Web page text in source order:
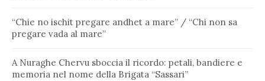
“Chie no ischit pregare andhet a mare” / “Chi non sa
pregare vada al mare”
A Nuraghe Chervu sboccia il ricordo: petali, bandiere e
memoria nel nome della Brigata “Sassari”